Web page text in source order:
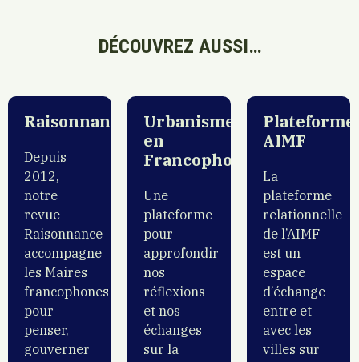
Canada/Nouveau-
Brunswick
Canada/Québec
Cap Vert
DÉCOUVREZ AUSSI…
Raisonnance
Depuis
2012,
notre
revue
Raisonnance
accompagne
les Maires
francophones
pour
penser,
gouverner
Urbanisme
en
Francophonie
Une
plateforme
pour
approfondir
nos
réflexions
et nos
échanges
sur la
Plateforme
AIMF
La
plateforme
relationnelle
de l’AIMF
est un
espace
d’échange
entre et
avec les
villes sur